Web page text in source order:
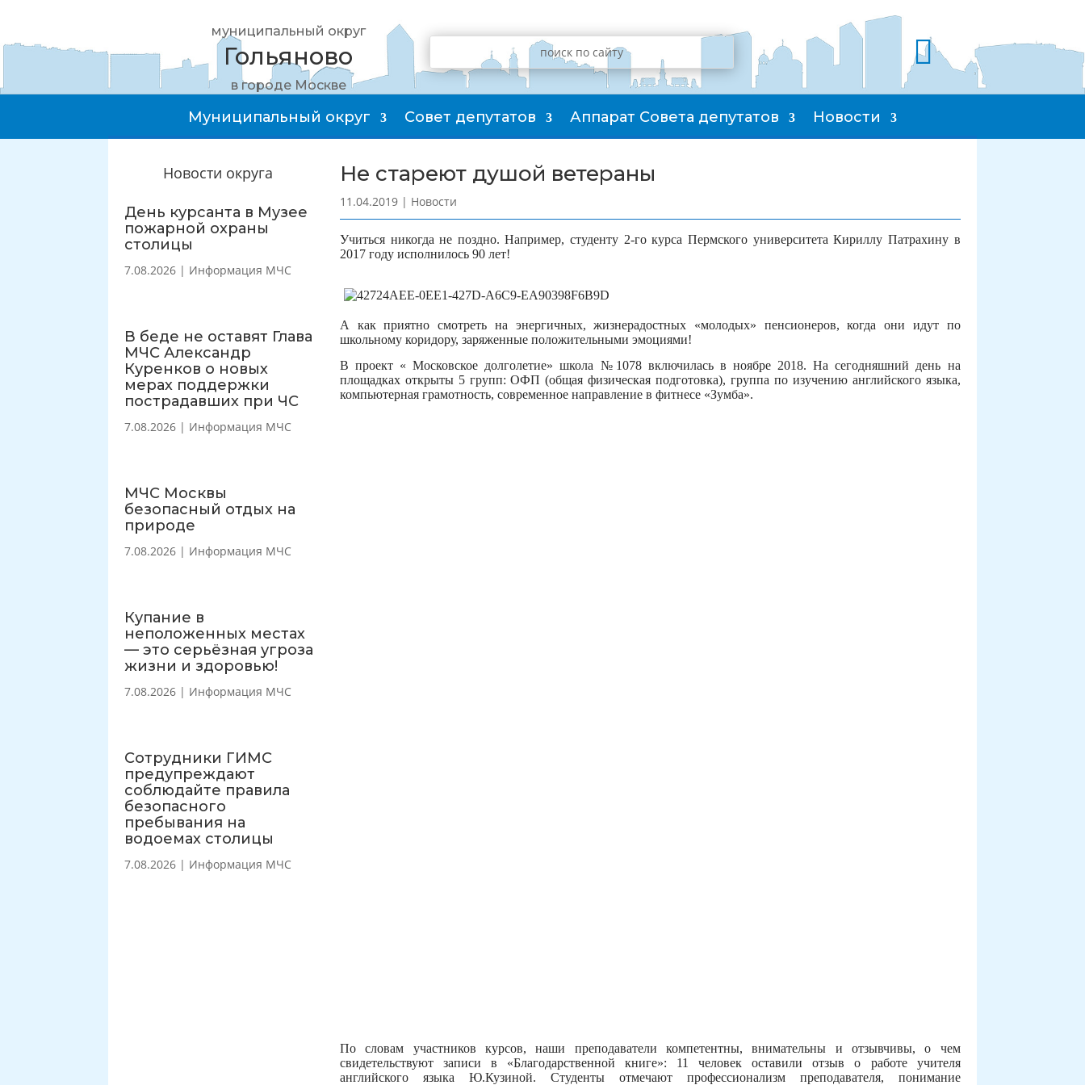
муниципальный округ
Гольяново
в городе Москве

Муниципальный округ Совет депутатов Аппарат Совета депутатов Новости
Новости округа
День курсанта в Музее
пожарной охраны
столицы
7.08.2026 | Информация МЧС
В беде не оставят Глава
МЧС Александр
Куренков о новых
мерах поддержки
пострадавших при ЧС
7.08.2026 | Информация МЧС
МЧС Москвы
безопасный отдых на
природе
7.08.2026 | Информация МЧС
Купание в
неположенных местах
— это серьёзная угроза
жизни и здоровью!
7.08.2026 | Информация МЧС
Сотрудники ГИМС
предупреждают
соблюдайте правила
безопасного
пребывания на
водоемах столицы
7.08.2026 | Информация МЧС
Не стареют душой ветераны
11.04.2019| Новости
Учиться никогда не поздно. Например, студенту 2-го курса Пермского университета Кириллу Патрахину в
2017 году исполнилось 90 лет!
А как приятно смотреть на энергичных, жизнерадостных «молодых» пенсионеров, когда они идут по
школьному коридору, заряженные положительными эмоциями!
В проект « Московское долголетие» школа №1078 включилась в ноябре 2018. На сегодняшний день на
площадках открыты 5 групп: ОФП (общая физическая подготовка), группа по изучению английского языка,
компьютерная грамотность, современное направление в фитнесе «Зумба».
По словам участников курсов, наши преподаватели компетентны, внимательны и отзывчивы, о чем
свидетельствуют записи в «Благодарственной книге»: 11 человек оставили отзыв о работе учителя
английского языка Ю.Кузиной. Студенты отмечают профессионализм преподавателя, понимание